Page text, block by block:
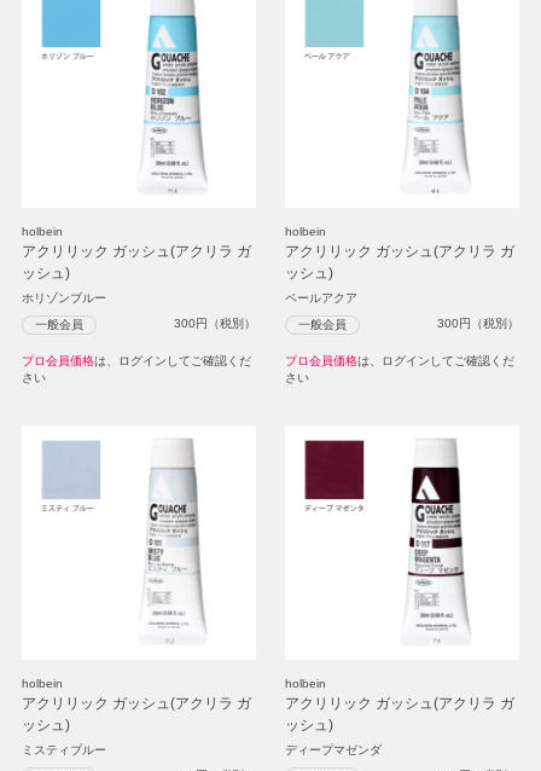
holbein
アクリリック ガッシュ(アクリラ ガ
ッシュ)
ホリゾンブルー
一般会員 300円（税別）
プロ会員価格は、ログインしてご確認くだ
さい
holbein
アクリリック ガッシュ(アクリラ ガ
ッシュ)
ペールアクア
一般会員 300円（税別）
プロ会員価格は、ログインしてご確認くだ
さい
holbein
アクリリック ガッシュ(アクリラ ガ
ッシュ)
ミスティブルー
holbein
アクリリック ガッシュ(アクリラ ガ
ッシュ)
ディープマゼンダ